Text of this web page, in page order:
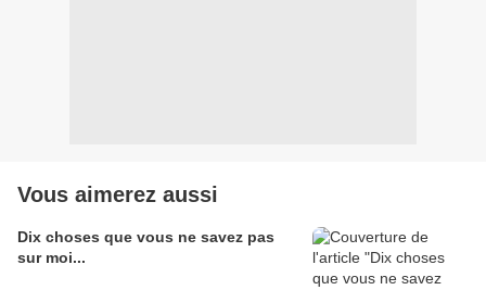
Vous aimerez aussi
Dix choses que vous ne savez pas
sur moi...